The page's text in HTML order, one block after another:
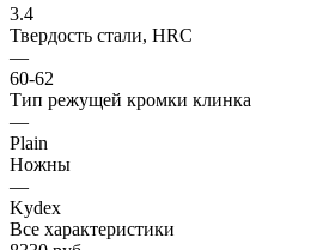
3.4
Твердость стали, HRC
—
60-62
Тип режущей кромки клинка
—
Plain
Ножны
—
Kydex
Все характеристики